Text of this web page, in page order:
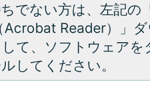
でない方は、左記の
Acrobat Reader）」
て、ソフトウェア
してください。